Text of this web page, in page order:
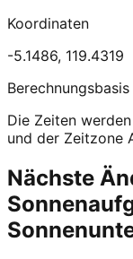
Koordinaten
-5.1486, 119.4319
Berechnungsbasis
Die Zeiten
und der Zeitzone
Nächste